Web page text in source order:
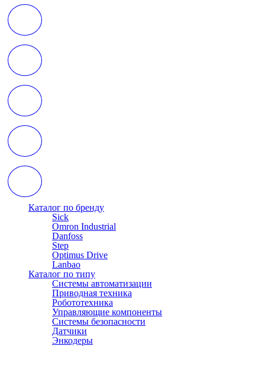
Каталог по бренду
Sick
Omron Industrial
Danfoss
Step
Optimus Drive
Lanbao
Каталог по типу
Системы автоматизации
Приводная техника
Робототехника
Управляющие компоненты
Системы безопасности
Датчики
Энкодеры